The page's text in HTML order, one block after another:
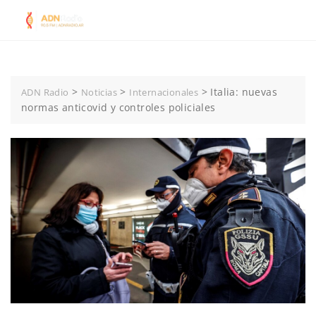
ADN Radio > Noticias > Internacionales > Italia: nuevas
normas anticovid y controles policiales